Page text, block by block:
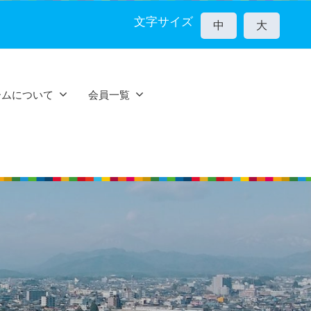
文字サイズ 中 大
について 会員一覧